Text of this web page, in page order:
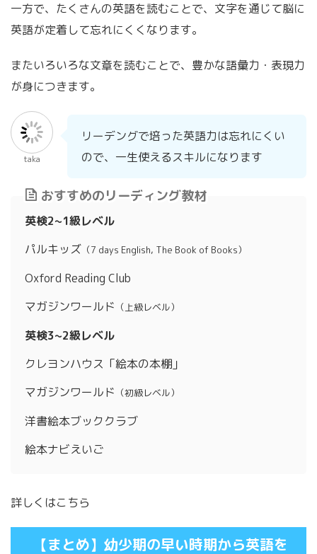
一方で、たくさんの英語を読むことで、文字を通じて脳に
英語が定着して忘れにくくなります。
またいろいろな文章を読むことで、豊かな語彙力・表現力
が身につきます。
taka
リーデングで培った英語力は忘れにくい
ので、一生使えるスキルになります
おすすめのリーディング教材
英検2~1級レベル
パルキッズ （7 days English, The Book of Books）
Oxford Reading Club
マガジンワールド （上級レベル）
英検3~2級レベル
クレヨンハウス「絵本の本棚」
マガジンワールド （初級レベル）
洋書絵本ブッククラブ
絵本ナビえいご
詳しくはこちら
【まとめ】幼少期の早い時期から英語を